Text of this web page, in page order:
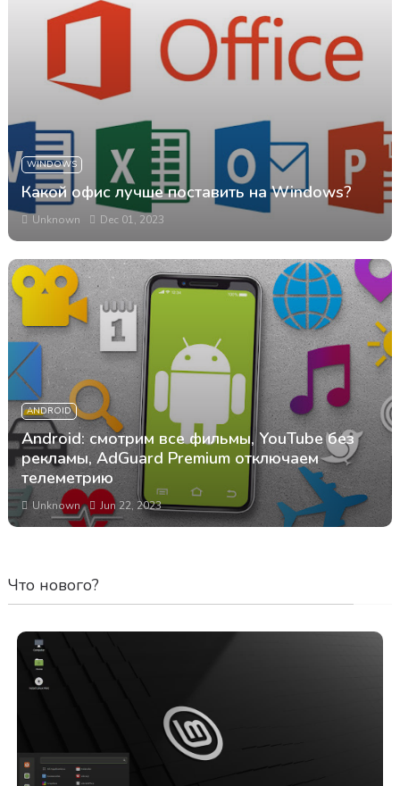
WINDOWS
Какой офис лучше поставить на Windows?
Unknown Dec 01, 2023
ANDROID
Android: смотрим все фильмы, YouTube без
рекламы, AdGuard Premium отключаем
телеметрию
Unknown Jun 22, 2023
Что нового?